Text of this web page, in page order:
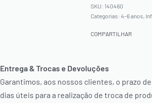
140460
Categorias: 4-6 anos,
COMPARTILHAR
Entrega & Trocas e Devoluções
Garantimos, aos nossos clientes, o prazo
dias úteis para a realização de troca de